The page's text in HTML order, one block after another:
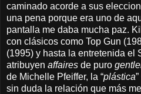
caminado acorde a sus
una pena porque era uno de
pantalla me daba mucha paz.
con clásicos como Top Gun
(1995) y hasta la entretenida el
atribuyen affaires de puro
de Michelle Pfeiffer, la “plástica
sin duda la relación que más